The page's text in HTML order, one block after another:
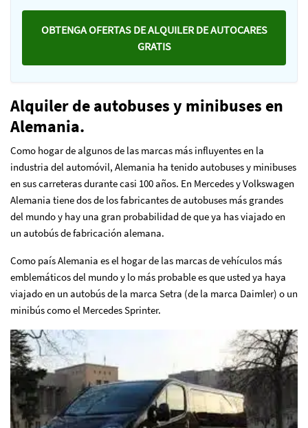
OBTENGA OFERTAS DE ALQUILER DE AUTOCARES
GRATIS
Alquiler de autobuses y minibuses en
Alemania.
Como hogar de algunos de las marcas más influyentes en la
industria del automóvil, Alemania ha tenido autobuses y minibuses
en sus carreteras durante casi 100 años. En Mercedes y Volkswagen
Alemania tiene dos de los fabricantes de autobuses más grandes
del mundo y hay una gran probabilidad de que ya has viajado en
un autobús de fabricación alemana.
Como país Alemania es el hogar de las marcas de vehículos más
emblemáticos del mundo y lo más probable es que usted ya haya
viajado en un autobús de la marca Setra (de la marca Daimler) o un
minibús como el Mercedes Sprinter.